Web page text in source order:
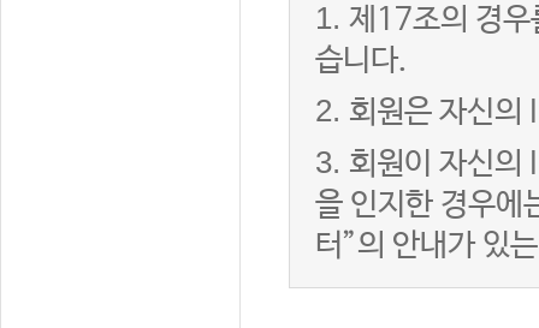
1. 제17조의 경우
습니다.
2. 회원은 자신의
3. 회원이 자신의
을 인지한 경우에
터”의 안내가 있